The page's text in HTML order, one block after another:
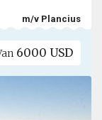
m/v Plancius
6000 USD